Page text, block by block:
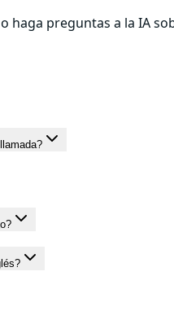
o haga preguntas a la